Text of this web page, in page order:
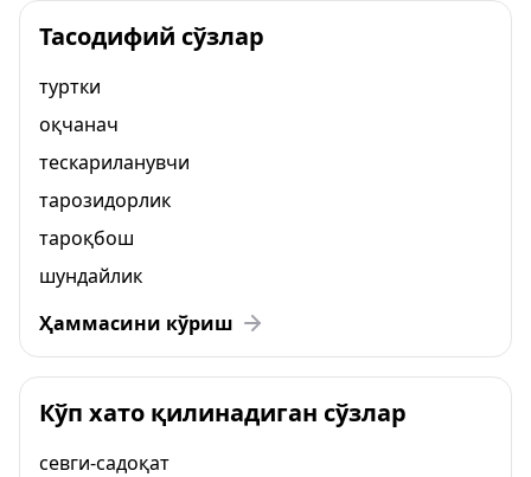
Тасодифий сўзлар
туртки
оқчанач
тескариланувчи
тарозидорлик
тароқбош
шундайлик
Ҳаммасини кўриш
Кўп хато қилинадиган сўзлар
севги-садоқат